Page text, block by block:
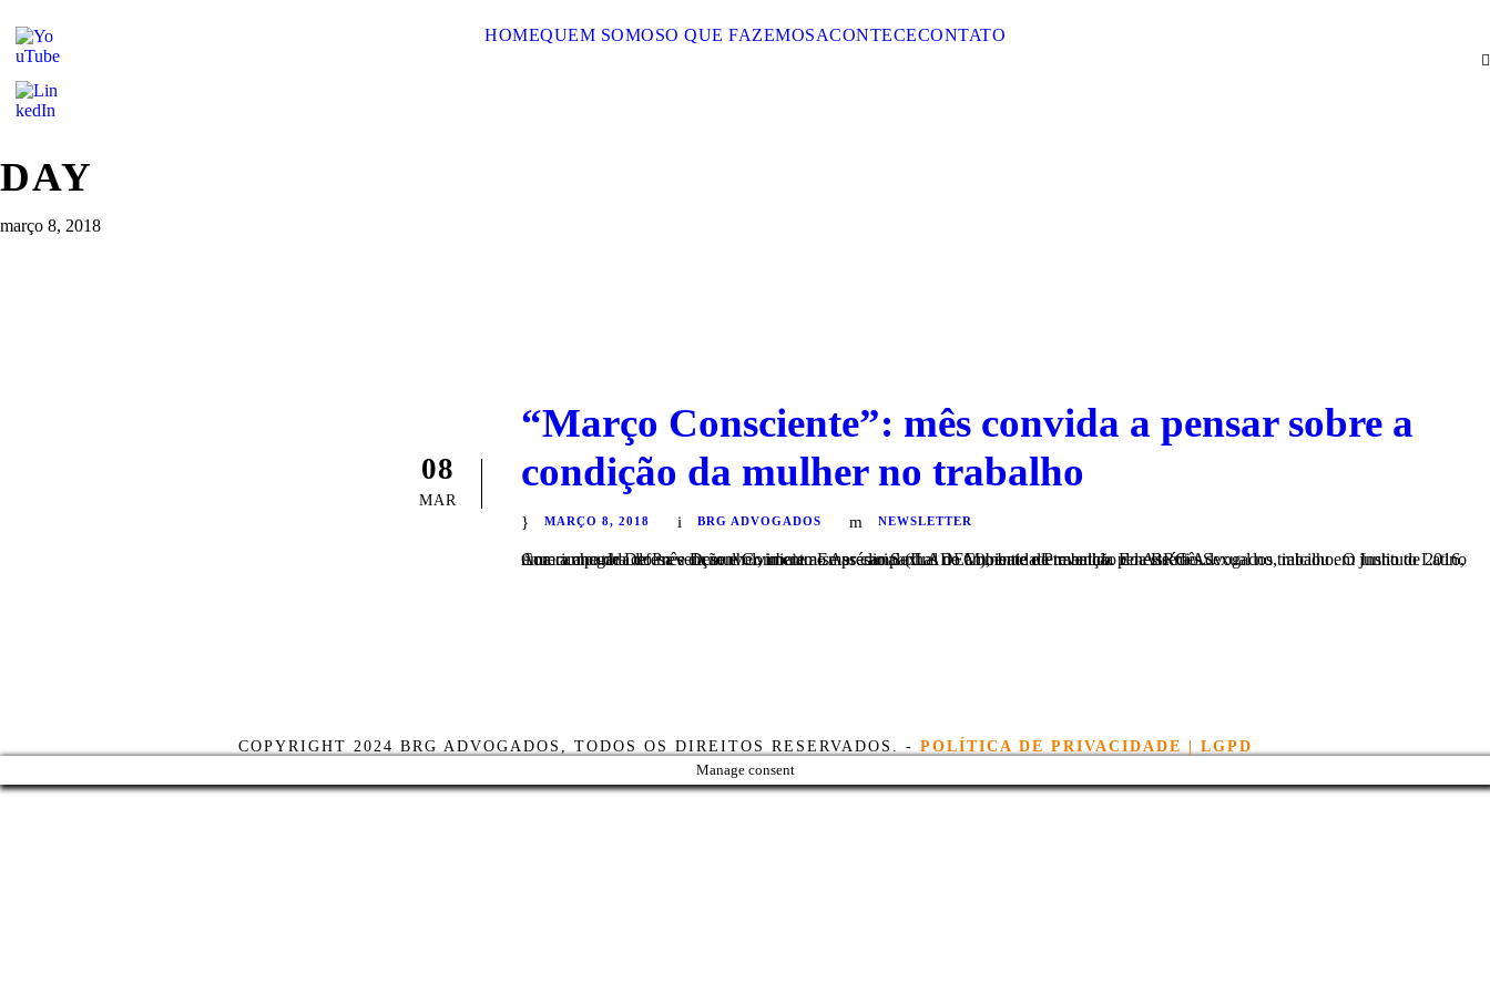
HOMEQUEM SOMOSO QUE FAZEMOSACONTECECONTATO
DAY
março 8, 2018
08
MAR
“Março Consciente”: mês convida a pensar sobre a
condição da mulher no trabalho
MARÇO 8, 2018 BRG ADVOGADOS NEWSLETTER
Com a chegada do mês da mulher, iniciam-se as campanhas de Combate e Prevenção do Assédio Sexual no trabalho. O Instituto Latino Americano de Defesa e Desenvolvimento Empresarial (ILADEM), entidade mantida pela BRG Advogados, iniciou em junho de 2016, uma campanha de Prevenção e Combate ao Assédio Sexual no ambiente de trabalho. E neste mês...
COPYRIGHT 2024 BRG ADVOGADOS, TODOS OS DIREITOS RESERVADOS. - POLÍTICA DE PRIVACIDADE | LGPD
Manage consent